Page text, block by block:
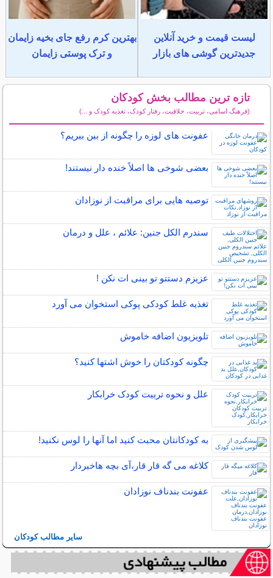
لیست قیمت و خرید آنلاین
جدیدترین گوشی های بازار
بهترین کرم رفع جای بخیه زایمان
و ترک پوستی زایمان
تازه ترین مطالب بخش کودکان
(فرهنگ اسامی، تربیت، خلاقیت، رفتار کودک، تغذیه کودک و ...)
عفونت های لوزه را چگونه از بین ببریم؟
بعضی شوخی ها اصلاً خنده دار نیستند!
توصیه هایی برای مراقبت از نوزادان
سندرم الکل جنین: علائم ، علل و درمان
عزیزم دستتو تو بینی ات نکن !
تغذیه غلط کودکی پوکی استخوان می آورد
تلویزیون اضافه خاموش
چگونه کودکتان را خوش اشتها کنید؟
علل و نحوه تربیت کودک خرابکار
به کودکانتان محبت کنید اما آنها را لوس نکنید!
کلاغه می گه قار قار،آی بچه هاخبردار
عفونت بندناف نوزادان
سایر مطالب کودکان